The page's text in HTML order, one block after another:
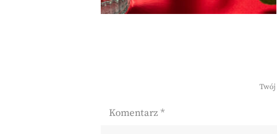
Komentarz*